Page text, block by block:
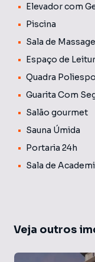
Elevador com
Piscina
Sala de
Espaço de
Quadra
Guarita Com
Salão gourmet
Sauna Úmida
Portaria 24h
Sala de
Veja outros